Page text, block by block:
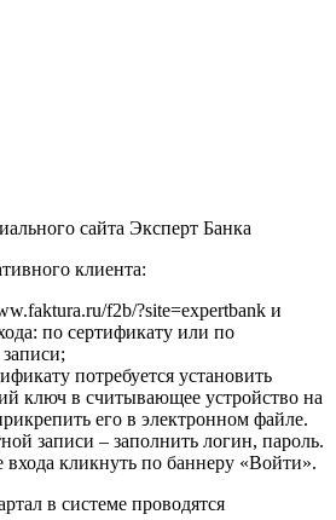
сайта Эксперт Банка
клиента:
f2b/?site=expertbank и
по сертификату или по
потребуется установить
ключ в считывающее устройство на
его в электронном файле.
записи – заполнить логин, пароль.
кликнуть по баннеру «Войти».
в системе проводятся